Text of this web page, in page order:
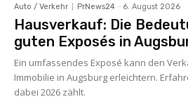
Auto / Verkehr PrNews24 - 6. August 2026
Hausverkauf: Die
guten Exposés in
Ein umfassendes Exposé kann den
Immobilie in Augsburg erleichtern.
dabei 2026 zählt.